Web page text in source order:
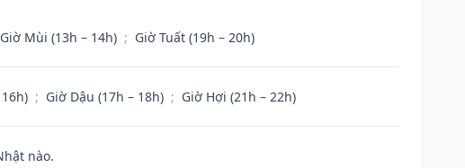
Giờ Mùi (13h – 14h) ; Giờ Tuất (19h – 20h)
; Giờ Dậu (17h – 18h) ; Giờ Hợi (21h – 22h)
nào.